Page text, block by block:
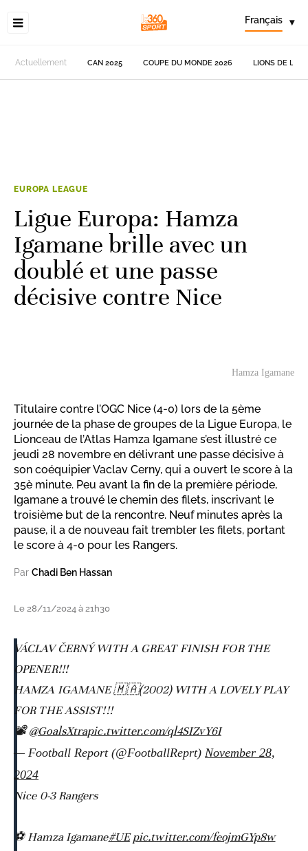
Français ▾
Actuellement CAN 2025 COUPE DU MONDE 2026 LIONS DE
EUROPA LEAGUE
Ligue Europa: Hamza
Igamane brille avec un
doublé et une passe
décisive contre Nice
Hamza Igamane
Titulaire contre l’OGC Nice (4-0) lors de la 5ème
journée de la phase de groupes de la Ligue Europa, le
Lionceau de l’Atlas Hamza Igamane s’est illustré ce
jeudi 28 novembre en délivrant une passe décisive à
son coéquipier Vaclav Cerny, qui a ouvert le score à la
35è minute. Peu avant la fin de la première période,
Igamane a trouvé le chemin des filets, inscrivant le
troisième but de la rencontre. Neuf minutes après la
pause, il a de nouveau fait trembler les filets, portant
le score à 4-0 pour les Rangers.
Par Chadi Ben Hassan
Le 28/11/2024 à 21h30
VÁCLAV ČERNÝ WITH A GREAT FINISH FOR THE
OPENER!!!
HAMZA IGAMANE 🇲🇦(2002) WITH A LOVELY PLAY
FOR THE ASSIST!!!
📽️@GoalsXtrapic.twitter.com/ql4SIZvY6I
— Football Report (@FootballReprt) November 28,
2024
Nice 0-3 Rangers
⚽️ Hamza Igamane#UE pic.twitter.com/feojmGYp8w